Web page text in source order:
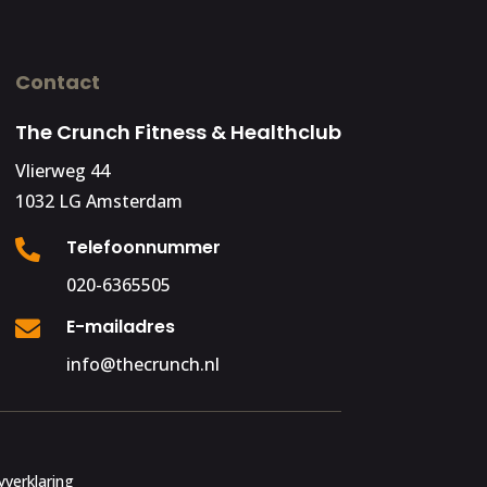
Contact
The Crunch Fitness & Healthclub
Vlierweg 44
1032 LG Amsterdam
 Telefoonnummer
020-6365505
 E-mailadres
info@thecrunch.nl